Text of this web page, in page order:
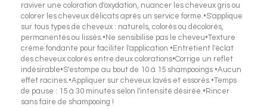
raviver une coloration d'oxydation, nuancer les cheveux gris ou
colorer les cheveux délicats après un service forme.•S'applique
sur tous types de cheveux : naturels, colorés ou décolorés,
permanentés ou lissés.•Ne sensibilise pas le cheveu•Texture
crème fondante pour faciliter l'application •Entretient l'éclat
des cheveux colorés entre deux colorations•Corrige un reflet
indésirable•S'estompe au bout de 10 à 15 shampooings •Aucun
effet racines.•Appliquer sur cheveux lavés et essorés.•Temps
de pause : 15 à 30 minutes selon l'intensité désirée.•Rincer
sans faire de shampooing !